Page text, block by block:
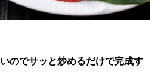
のでサッと炒めるだけで完成す